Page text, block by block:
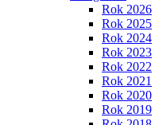
Rok 2026
Rok 2025
Rok 2024
Rok 2023
Rok 2022
Rok 2021
Rok 2020
Rok 2019